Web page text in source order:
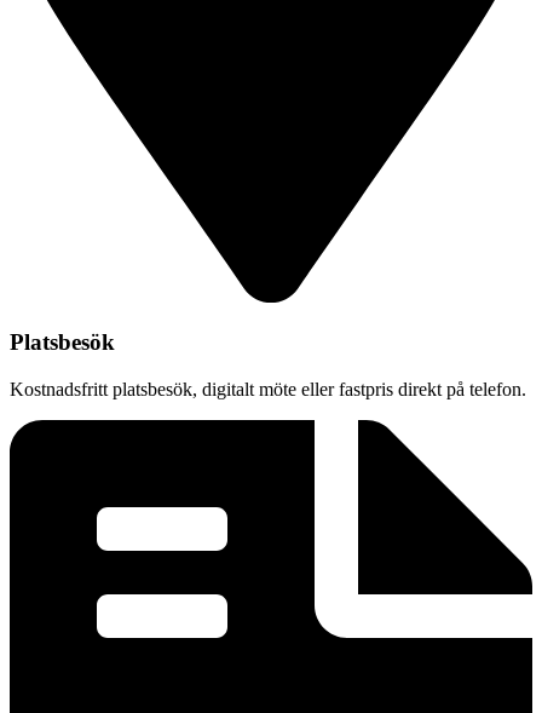
Platsbesök
Kostnadsfritt platsbesök, digitalt möte eller fastpris direkt på telefon.